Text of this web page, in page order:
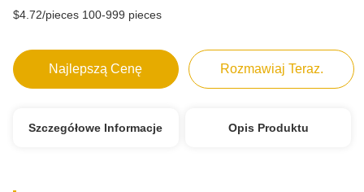
$4.72/pieces 100-999 pieces
Najlepszą Cenę Rozmawiaj Teraz.
Szczegółowe Informacje Opis Produktu